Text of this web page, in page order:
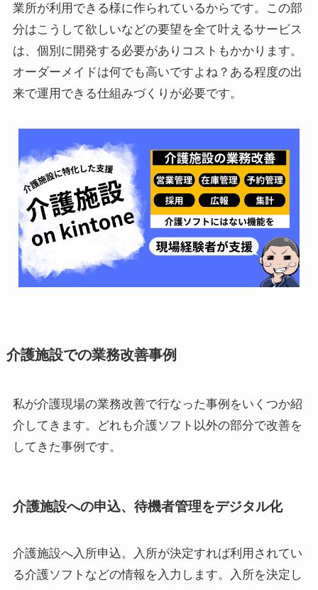
業所が利用できる様に作られているからです。この部
分はこうして欲しいなどの要望を全て叶えるサービス
は、個別に開発する必要がありコストもかかります。
オーダーメイドは何でも高いですよね？ある程度の出
来で運用できる仕組みづくりが必要です。
介護施設での業務改善事例
私が介護現場の業務改善で行なった事例をいくつか紹
介してきます。どれも介護ソフト以外の部分で改善を
してきた事例です。
介護施設への申込、待機者管理をデジタル化
介護施設へ入所申込。入所が決定すれば利用されてい
る介護ソフトなどの情報を入力します。入所を決定し